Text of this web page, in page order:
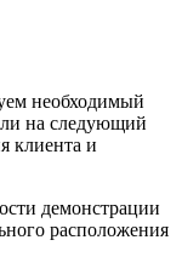
необходимый
на следующий
клиента и
демонстрации
расположения